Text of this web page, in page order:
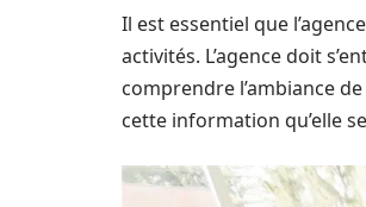
Il est essentiel que
activités. L’agence doit
comprendre l’ambiance
cette information qu’elle